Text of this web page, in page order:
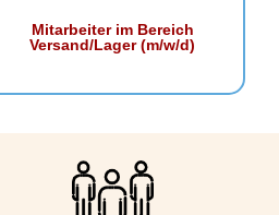
Mitarbeiter im Bereich
Versand/Lager (m/w/d)